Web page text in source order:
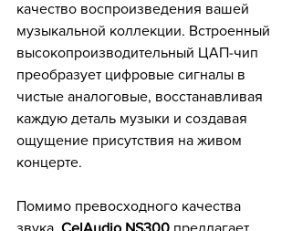
качество воспроизведения вашей
музыкальной коллекции. Встроенный
высокопроизводительный ЦАП-чип
преобразует цифровые сигналы в
чистые аналоговые, восстанавливая
каждую деталь музыки и создавая
ощущение присутствия на живом
концерте.
Помимо превосходного качества
звука, CelAudio NS300 предлагает